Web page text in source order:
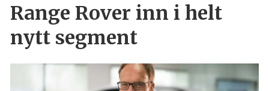
Range Rover inn i helt
nytt segment